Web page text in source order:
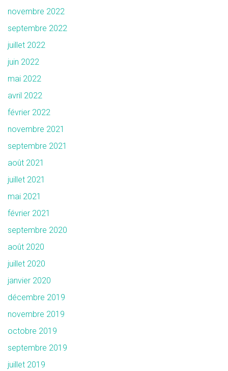
novembre 2022
septembre 2022
juillet 2022
juin 2022
mai 2022
avril 2022
février 2022
novembre 2021
septembre 2021
août 2021
juillet 2021
mai 2021
février 2021
septembre 2020
août 2020
juillet 2020
janvier 2020
décembre 2019
novembre 2019
octobre 2019
septembre 2019
juillet 2019